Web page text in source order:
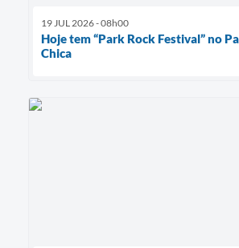
19 JUL 2026 - 08h00
Hoje tem “Park Rock Festival” no
Chica